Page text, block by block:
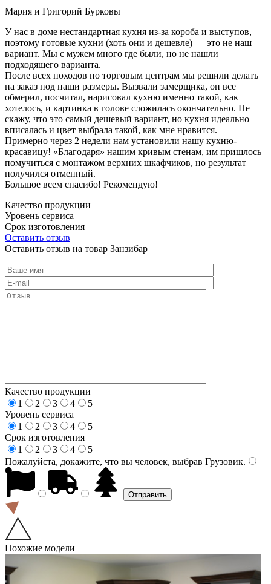
Мария и Григорий Бурковы
У нас в доме нестандартная кухня из-за короба и выступов,
поэтому готовые кухни (хоть они и дешевле) — это не наш
вариант. Мы с мужем много где были, но не нашли
подходящего варианта.
После всех походов по торговым центрам мы решили делать
на заказ под наши размеры. Вызвали замерщика, он все
обмерил, посчитал, нарисовал кухню именно такой, как
хотелось, и картинка в голове сложилась окончательно. Не
скажу, что это самый дешевый вариант, но кухня идеально
вписалась и цвет выбрала такой, как мне нравится.
Примерно через 2 недели нам установили нашу кухню-
красавицу! «Благодаря» нашим кривым стенам, им пришлось
помучиться с монтажом верхних шкафчиков, но результат
получился отменный.
Большое всем спасибо! Рекомендую!
Качество продукции
Уровень сервиса
Срок изготовления
Оставить отзыв
Оставить отзыв на товар Занзибар
Качество продукции
1
2 3 4
5
Уровень сервиса
1
2 3 4
5
Срок изготовления
1
2 3 4
5
Пожалуйста, докажите, что вы человек, выбрав Грузовик.
Похожие модели